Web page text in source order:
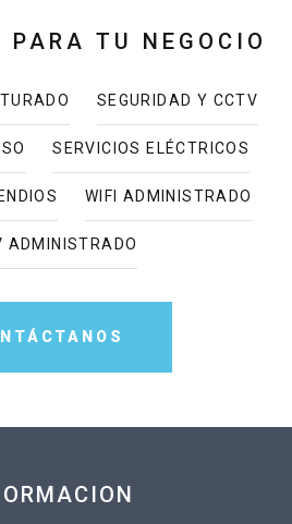
PARA TU NEGOCIO
SEGURIDAD Y CCTV
SERVICIOS ELÉCTRICOS
WIFI ADMINISTRADO
ADMINISTRADO